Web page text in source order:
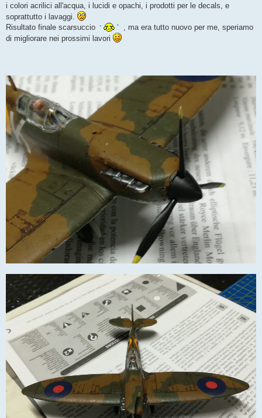
i colori acrilici all'acqua, i lucidi e opachi, i prodotti per le decals, e
soprattutto i lavaggi.
Risultato finale scarsuccio
, ma era tutto nuovo per me, speriamo
di migliorare nei prossimi lavori